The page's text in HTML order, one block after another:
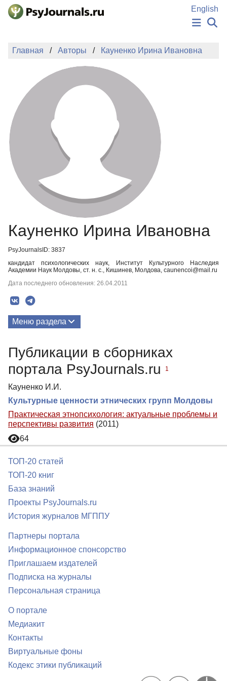
Перейти к основному содержанию
English
НОВОСТИ
АВТОРЫ
ПОДАТЬ РУКОПИСЬ
БАЗА ЗНАНИЙ
КЛЮЧЕВЫЕ СЛОВА
Регистрация
Главная Авторы Кауненко Ирина Ивановна
Кауненко Ирина Ивановна
PsyJournalsID: 3837
кандидат психологических наук, Институт Культурного Наследия
Академии Наук Молдовы, ст. н. с., Кишинев, Молдова, caunencoi@mail.ru
Дата последнего обновления: 26.04.2011
Меню раздела
Публикации в сборниках
портала PsyJournals.ru
1
Кауненко И.И.
Культурные ценности этнических групп Молдовы
Практическая этнопсихология: актуальные проблемы и
перспективы развития (2011)
64
ТОП-20 статей
ТОП-20 книг
База знаний
Проекты PsyJournals.ru
История журналов МГППУ
Партнеры портала
Информационное спонсорство
Приглашаем издателей
Подписка на журналы
Персональная страница
О портале
Медиакит
Контакты
Виртуальные фоны
Кодекс этики публикаций